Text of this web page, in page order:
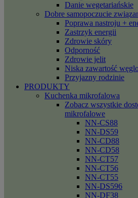
Danie wegetariańskie
Dobre samopoczucie
Poprawa nastroju +
Zastrzyk energii
Zdrowie skóry
Odporność
Zdrowie jelit
Niska zawartość
Przyjazny rodzinie
PRODUKTY
Kuchenka mikrofalowa
Zobacz wszystkie
mikrofalowe
NN-CS88
NN-DS59
NN-CD88
NN-CD58
NN-CT57
NN-CT56
NN-CT55
NN-DS596
NN-DF38